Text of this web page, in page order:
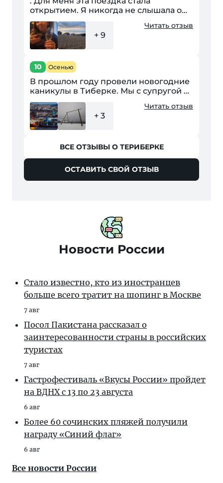
открытием. Я никогда не слышала о
Териберке и даже не собиралась так
далеко забираться, но видимо это
была судьба. Добиралась...
+ 9
Читать отзыв
10 Осенью
В прошлом году провели новогодние
каникулы в Тиберке. Мы с супругой и
двое детей (9 лет и 3 года). Приехал
мы в Мурманск на поезде и на сутки
остались в городе,...
+ 3
Читать отзыв
ВСЕ ОТЗЫВЫ О ТЕРИБЕРКЕ
ОСТАВИТЬ СВОЙ ОТЗЫВ
Новости России
Стало известно, кто из иностранцев
больше всего тратит на шопинг в Москве
7 авг
Посол Пакистана рассказал о
заинтересованности страны в российских
туристах
7 авг
Гастрофестиваль «Вкусы России» пройдет
на ВДНХ с 13 по 23 августа
6 авг
Более 60 сочинских пляжей получили
награду «Синий флаг»
6 авг
Все новости России